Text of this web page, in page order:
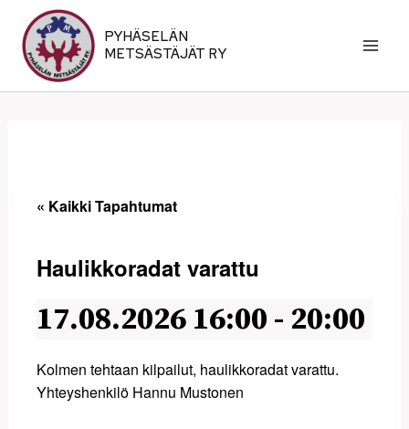
sisältöön
PYHÄSELÄN
METSÄSTÄJÄT RY
« Kaikki Tapahtumat
Haulikkoradat varattu
17.08.2026 16:00 - 20:00
Kolmen tehtaan kilpailut, haulikkoradat varattu.
Yhteyshenkilö Hannu Mustonen